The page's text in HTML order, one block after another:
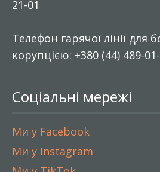
21-01
Телефон гарячої лінії для
корупцією: +380 (44) 489-
Соціальні мережі
Ми у Facebook
Ми у Instagram